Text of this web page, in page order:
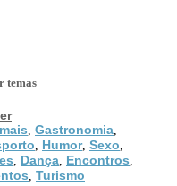
temas
Gastronomia
Humor, Sexo
Dança Encontros
Turismo